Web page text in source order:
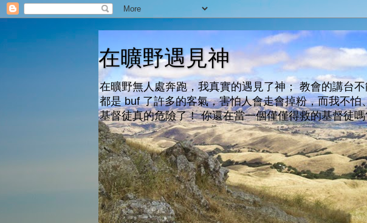
在曠野遇見神
在曠野無人處奔跑，我真實的遇見了神； 教會的講台
都是 buf 了許多的客氣，害怕人會走會掉粉，而我不
基督徒真的危險了！ 你還在當一個僅僅得救的基督徒